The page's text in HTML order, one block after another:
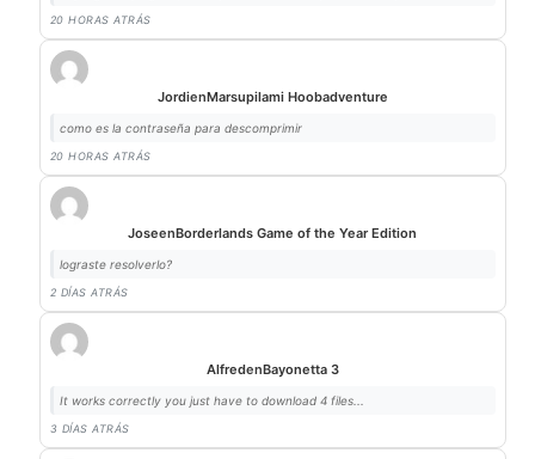
20 HORAS ATRÁS
JordienMarsupilami Hoobadventure
como es la contraseña para descomprimir
20 HORAS ATRÁS
JoseenBorderlands Game of the Year Edition
lograste resolverlo?
2 DÍAS ATRÁS
AlfredenBayonetta 3
It works correctly you just have to download 4 files...
3 DÍAS ATRÁS